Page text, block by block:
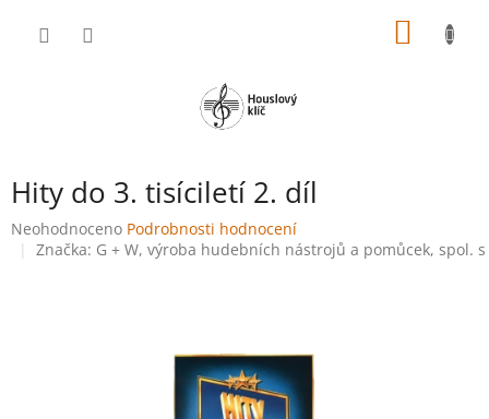
Hity do 3. tisíciletí 2. díl
Průměrné
hodnocení
Neohodnoceno Podrobnosti hodnocení
Značka: G + W, výroba hudebních nástrojů a pomůcek, spol.